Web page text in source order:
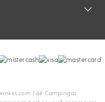
| dé Campingaz